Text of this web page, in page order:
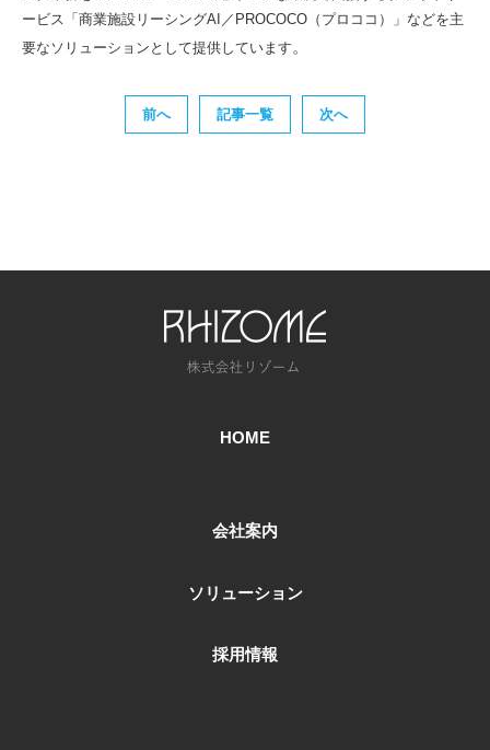
ービス「商業施設リーシングAI／PROCOCO（プロココ）」などを主
要なソリューションとして提供しています 。
前へ 記事一覧 次へ
HOME
会社案内
ソリューション
採用情報